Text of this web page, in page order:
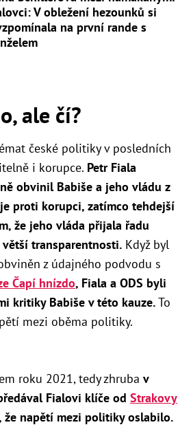
V obležení hezounků si
na první rande s
ale čí?
české politiky v posledních
i korupce. Petr Fiala
obvinil Babiše a jeho vládu z
proti korupci, zatímco tehdejší
že jeho vláda přijala řadu
transparentnosti. Když byl
z údajného podvodu s
Čapí hnízdo, Fiala a ODS byli
kritiky Babiše v této kauze.To
mezi oběma politiky.
roku 2021, tedy zhruba v
Fialovi klíče od Strakovy
že napětí mezi politiky oslabilo.